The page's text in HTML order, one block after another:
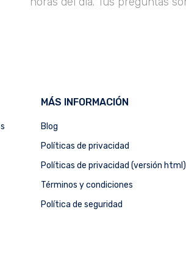
MÁS INFORMACIÓN
Blog
Políticas de privacidad
Políticas de privacidad (versión html)
Términos y condiciones
Política de seguridad